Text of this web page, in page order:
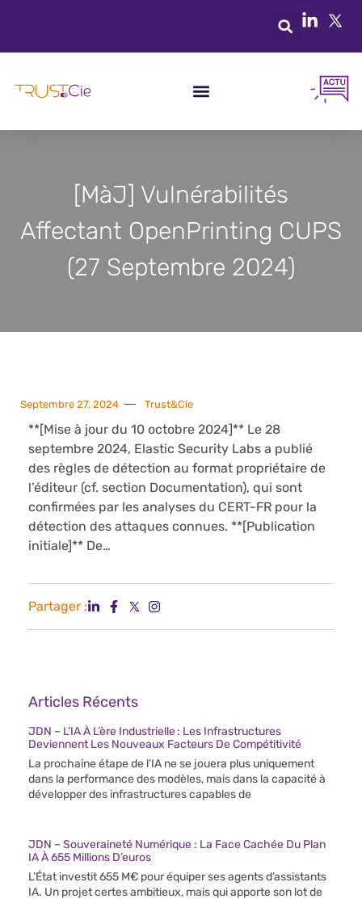
[MàJ] Vulnérabilités
Affectant OpenPrinting CUPS
(27 Septembre 2024)
Septembre 27, 2024 Trust&Cie
**[Mise à jour du 10 octobre 2024]** Le 28
septembre 2024, Elastic Security Labs a publié
des règles de détection au format propriétaire de
l’éditeur (cf. section Documentation), qui sont
confirmées par les analyses du CERT-FR pour la
détection des attaques connues. **[Publication
initiale]** De…
Partager :
Articles Récents
JDN – L’IA À L’ère Industrielle : Les Infrastructures
Deviennent Les Nouveaux Facteurs De Compétitivité
La prochaine étape de l’IA ne se jouera plus uniquement
dans la performance des modèles, mais dans la capacité à
développer des infrastructures capables de
JDN – Souveraineté Numérique : La Face Cachée Du Plan
IA À 655 Millions D’euros
L’État investit 655 M€ pour équiper ses agents d’assistants
IA. Un projet certes ambitieux, mais qui apporte son lot de